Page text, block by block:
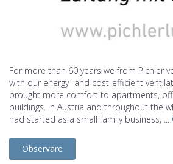
For more than 60 years we from Pichler
with our energy- and cost-efficient
brought more comfort to apartments,
buildings. In Austria and throughout the
had started as a small family business, ...
Observare